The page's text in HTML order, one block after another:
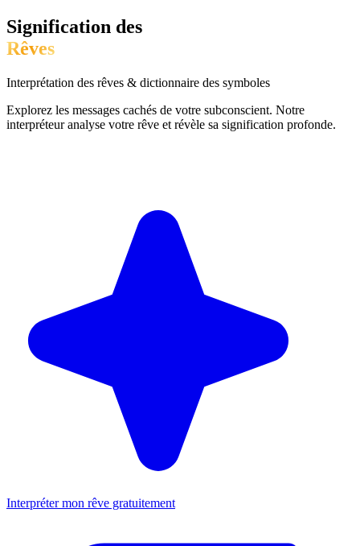
Signification des
Rêves
Interprétation des rêves & dictionnaire des symboles
Explorez les messages cachés de votre subconscient. Notre
interpréteur analyse votre rêve et révèle sa signification profonde.
Interpréter mon rêve gratuitement